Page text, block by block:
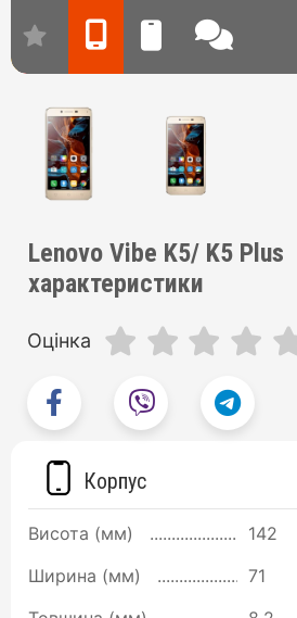
Lenovo Vibe K5/ K5 Plus
характеристики
Оцінка
Корпус
Висота (мм)
142
Ширина (мм)
71